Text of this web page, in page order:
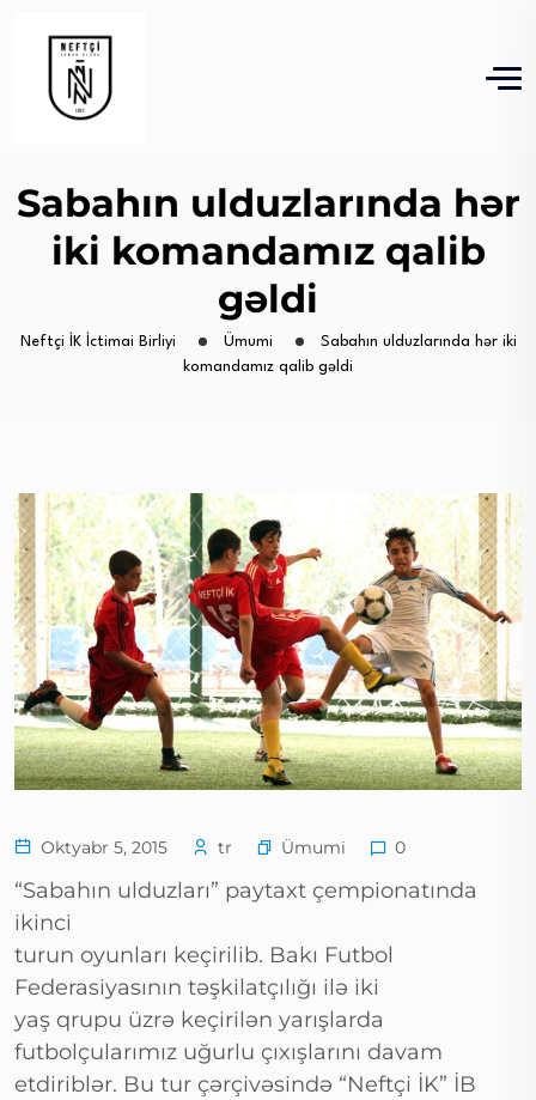
Sabahın ulduzlarında hər
iki komandamız qalib
gəldi
Neftçi İK İctimai Birliyi Ümumi
Sabahın ulduzlarında hər iki
komandamız qalib gəldi
Oktyabr 5, 2015 tr Ümumi 0
“Sabahın ulduzları” paytaxt çempionatında
ikinci
turun oyunları keçirilib. Bakı Futbol
Federasiyasının təşkilatçılığı ilə iki
yaş qrupu üzrə keçirilən yarışlarda
futbolçularımız uğurlu çıxışlarını davam
etdiriblər. Bu tur çərçivəsində “Neftçi İK” İB